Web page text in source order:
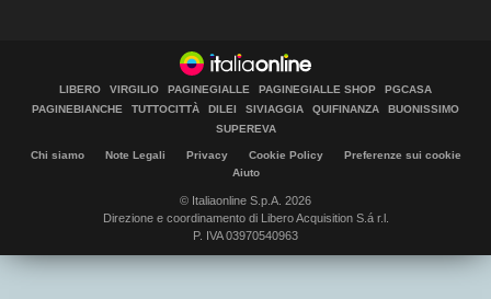
LIBERO VIRGILIO PAGINEGIALLE PAGINEGIALLE SHOP
PGCASA
PAGINEBIANCHE
TUTTOCITTÀ DILEI SIVIAGGIA QUIFINANZA
BUONISSIMO
SUPEREVA
Chi siamo Note Legali Privacy Cookie Policy
Preferenze sui cookie
Aiuto
© Italiaonline S.p.A. 2026
Direzione e coordinamento di Libero Acquisition S.á r.l.
P. IVA 03970540963